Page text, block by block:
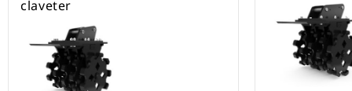
claveter